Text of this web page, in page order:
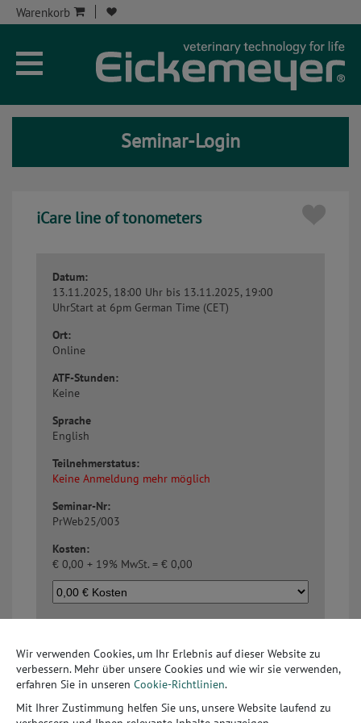
Warenkorb
Seminar-Login
iCare line of tonometers
Datum:
13.11.2025, 18:00 Uhr bis 13.11.2025, 19:00
UhrStart at 6pm German Time (CET)
Ort:
Online
ATF-Stunden:
Keine
Sprache
English
Teilnehmerstatus:
Keine Anmeldung mehr möglich
Seminar-Nr:
PrWeb25/003
Kosten:
€ 0,00 + 19% MwSt. = € 0,00
This will be an informative session on the iCare line of
tonometers, where we will explore the advantages of
rebound tonometry compared to other available methods.
Discover why monitoring IOP is so important, why low IOP
can be just as concerning as high IOP and learn effective
Unternehmen
Aktuelles
Onlineshop
Wir verwenden Cookies, um Ihr Erlebnis auf dieser Website zu
verbessern. Mehr über unsere Cookies und wie wir sie verwenden,
erfahren Sie in unseren Cookie-Richtlinien.
Mit Ihrer Zustimmung helfen Sie uns, unsere Website laufend zu